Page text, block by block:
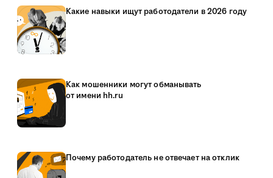
Какие навыки ищут работодатели в 2026 году
Как мошенники могут обманывать
от имени hh.ru
Почему работодатель не отвечает на отклик